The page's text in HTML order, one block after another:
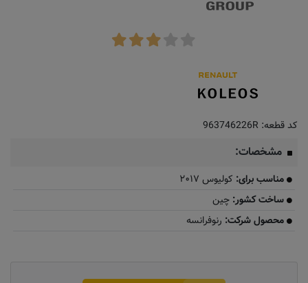
کد قطعه: 963746226R
مشخصات:
مناسب برای: کولیوس ۲۰۱۷
ساخت کشور: چین
محصول شرکت: رنوفرانسه